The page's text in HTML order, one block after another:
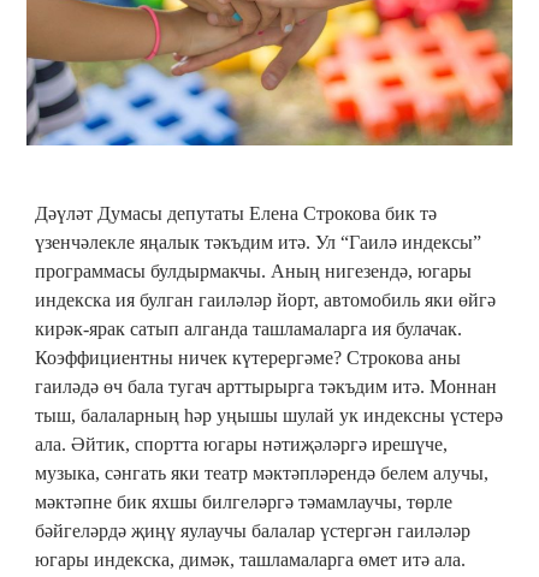
Дәүләт Думасы депутаты Елена Строкова бик тә
үзенчәлекле яңалык тәкъдим итә. Ул “Гаилә индексы”
программасы булдырмакчы. Аның нигезендә, югары
индекска ия булган гаиләләр йорт, автомобиль яки өйгә
кирәк-ярак сатып алганда ташламаларга ия булачак.
Коэффициентны ничек күтерергәме? Строкова аны
гаиләдә өч бала тугач арттырырга тәкъдим итә. Моннан
тыш, балаларның һәр уңышы шулай ук индексны үстерә
ала. Әйтик, спортта югары нәтиҗәләргә ирешүче,
музыка, сәнгать яки театр мәктәпләрендә белем алучы,
мәктәпне бик яхшы билгеләргә тәмамлаучы, төрле
бәйгеләрдә җиңү яулаучы балалар үстергән гаиләләр
югары индекска, димәк, ташламаларга өмет итә ала.